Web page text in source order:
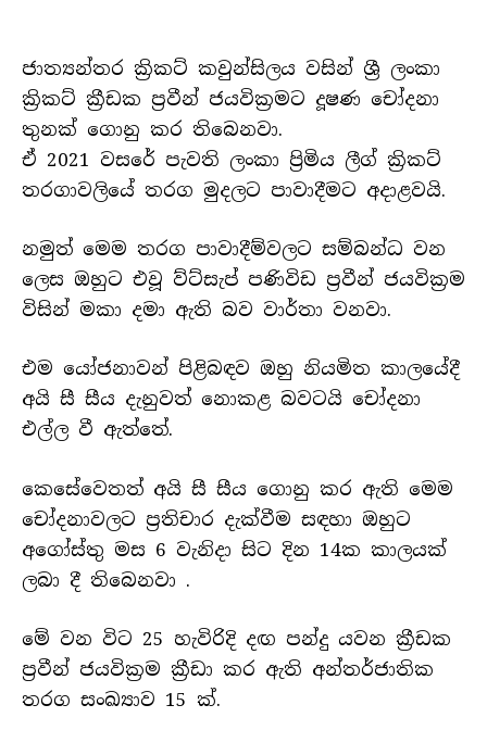
ජාත්‍යන්තර ක්‍රිකට් කවුන්සිලය වසින් ශ්‍රී ලංකා
ක්‍රිකට් ක්‍රීඩක ප්‍රවීන් ජයවික්‍රමට දූෂණ චෝදනා
තුනක් ගොනු කර තිබෙනවා.
ඒ 2021 වසරේ පැවති ලංකා ප්‍රිමිය ලීග් ක්‍රිකට්
තරගාවලියේ තරග මුදලට පාවාදීමට අදාළවයි.
නමුත් මෙම තරග පාවාදීම්වලට සම්බන්ධ වන
ලෙස ඔහුට එවූ ව්ට්සැප් පණිවිඩ ප්‍රවීන් ජයවික්‍රම
විසින් මකා දමා ඇති බව වාර්තා වනවා.
එම යෝජනාවන් පිළිබඳව ඔහු නියමිත කාලයේදී
අයි සී සීය දැනුවත් නොකළ බවටයි චෝදනා
එල්ල වී ඇත්තේ.
කෙසේවෙතත් අයි සී සීය ගොනු කර ඇති මෙම
චෝදනාවලට ප්‍රතිචාර දැක්වීම සඳහා ඔහුට
අගෝස්තු මස 6 වැනිදා සිට දින 14ක කාලයක්
ලබා දී තිබෙනවා .
මේ වන විට 25 හැවිරිදි දඟ පන්දු යවන ක්‍රීඩක
ප්‍රවීන් ජයවික්‍රම ක්‍රීඩා කර ඇති අන්තර්ජාතික
තරග සංඛ්‍යාව 15 ක්.